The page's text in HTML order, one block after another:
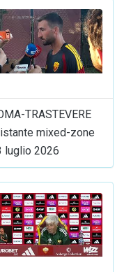
TRASTEVERE
mixed-zone
luglio 2026